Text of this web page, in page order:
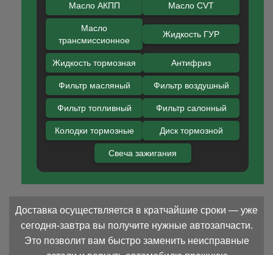
Масло АКПП Масло CVT
Масло
трансмиссионное
Жидкость ГУР
Жидкость тормозная Антифриз
Фильтр масляный Фильтр воздушный
Фильтр топливный Фильтр салонный
Колодки тормозные Диск тормозной
Свеча зажигания
Доставка осуществляется в кратчайшие сроки — уже
сегодня-завтра вы получите нужные автозапчасти.
Это позволит вам быстро заменить неисправные